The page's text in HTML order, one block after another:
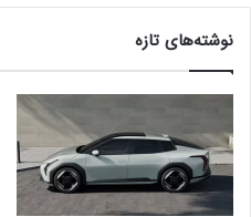
نوشته‌های تازه